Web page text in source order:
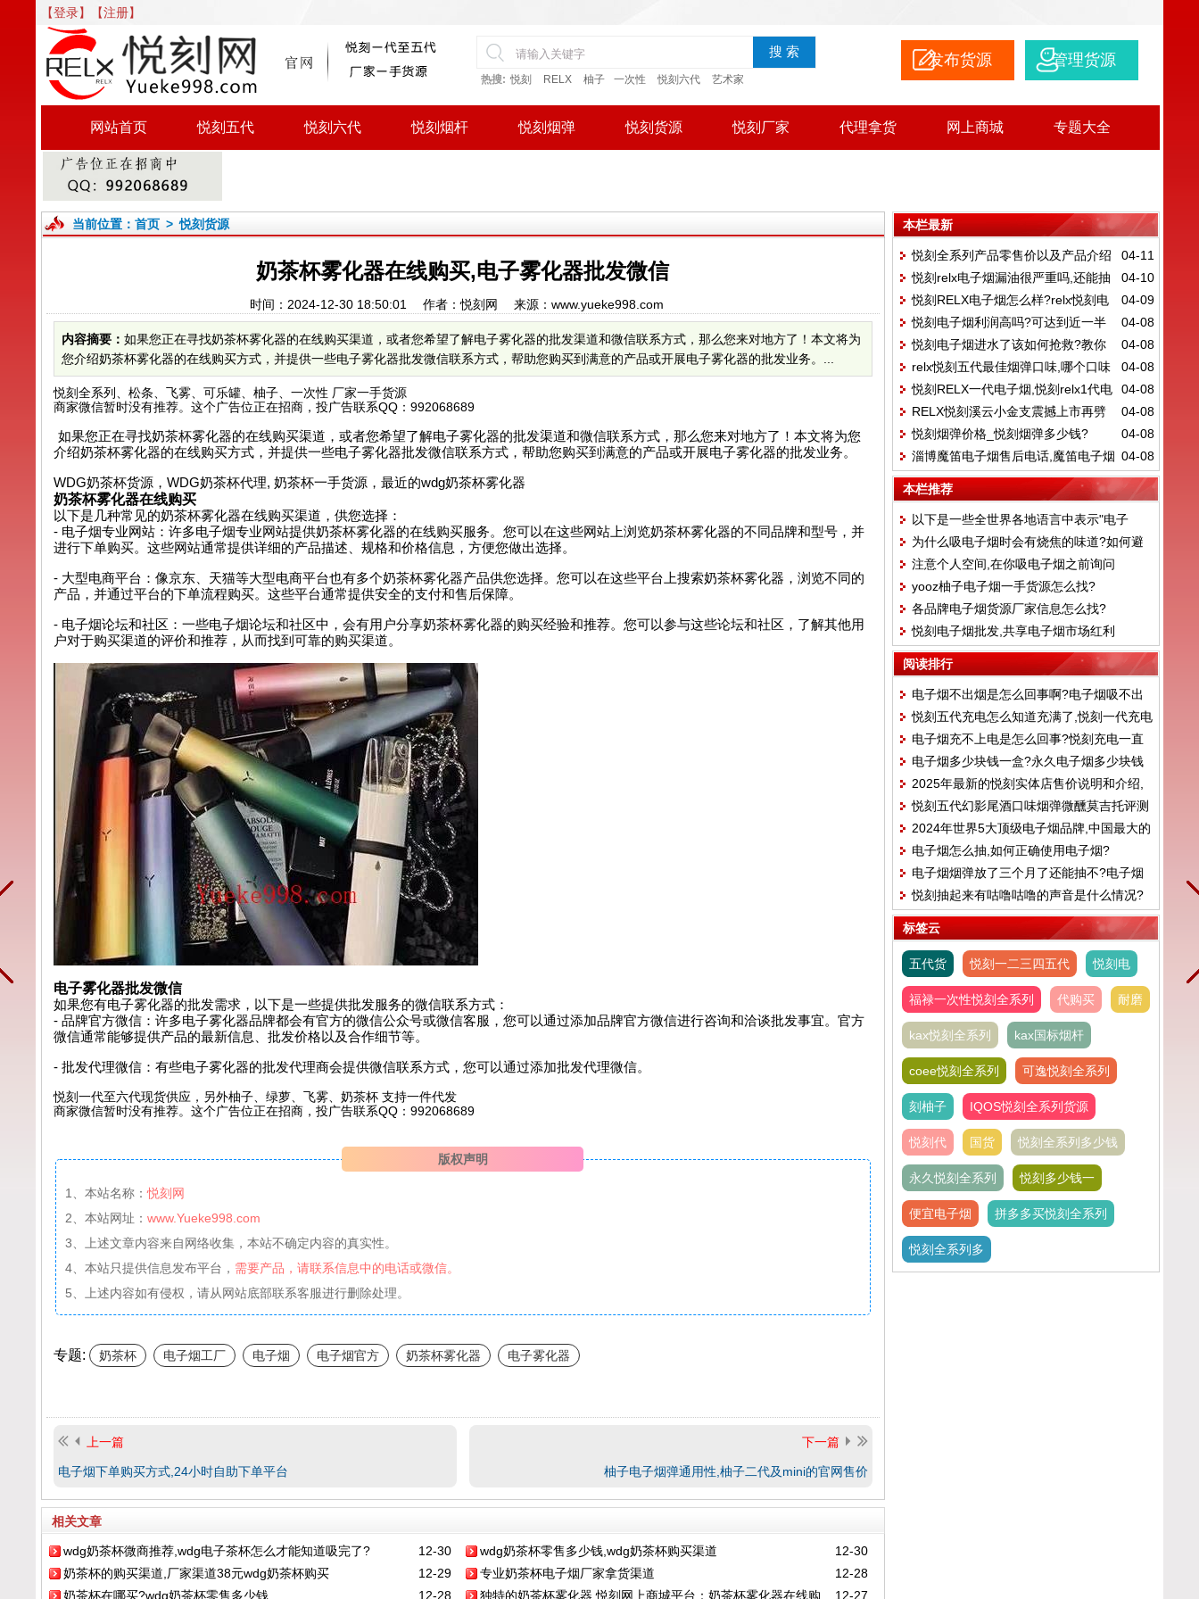
【登录】 【注册】
搜 索
热搜: 悦刻 RELX 柚子 一次性 悦刻六代 艺术家
发布货源 管理货源
网站首页 悦刻五代 悦刻六代 悦刻烟杆 悦刻烟弹 悦刻货源 悦刻厂家 代理拿货 网上商城 专题大全
当前位置： 首页>悦刻货源
奶茶杯雾化器在线购买,电子雾化器批发微信
时间：2024-12-30 18:50:01 作者：悦刻网 来源：www.yueke998.com
内容摘要： 如果您正在寻找奶茶杯雾化器的在线购买渠道，或者您希望了解电子雾化器的批发渠道和微信联系方式，那么您来对地方了！本文将为
您介绍奶茶杯雾化器的在线购买方式，并提供一些电子雾化器批发微信联系方式，帮助您购买到满意的产品或开展电子雾化器的批发业务。...
悦刻全系列、松条、飞雾、可乐罐、柚子、一次性 厂家一手货源
商家微信暂时没有推荐。这个广告位正在招商，投广告联系QQ：992068689
如果您正在寻找奶茶杯雾化器的在线购买渠道，或者您希望了解电子雾化器的批发渠道和微信联系方式，那么您来对地方了！本文将为您
介绍奶茶杯雾化器的在线购买方式，并提供一些电子雾化器批发微信联系方式，帮助您购买到满意的产品或开展电子雾化器的批发业务。
WDG奶茶杯货源，WDG奶茶杯代理, 奶茶杯一手货源，最近的wdg奶茶杯雾化器
奶茶杯雾化器在线购买
以下是几种常见的奶茶杯雾化器在线购买渠道，供您选择：
- 电子烟专业网站：许多电子烟专业网站提供奶茶杯雾化器的在线购买服务。您可以在这些网站上浏览奶茶杯雾化器的不同品牌和型号，并
进行下单购买。这些网站通常提供详细的产品描述、规格和价格信息，方便您做出选择。
- 大型电商平台：像京东、天猫等大型电商平台也有多个奶茶杯雾化器产品供您选择。您可以在这些平台上搜索奶茶杯雾化器，浏览不同的
产品，并通过平台的下单流程购买。这些平台通常提供安全的支付和售后保障。
- 电子烟论坛和社区：一些电子烟论坛和社区中，会有用户分享奶茶杯雾化器的购买经验和推荐。您可以参与这些论坛和社区，了解其他用
户对于购买渠道的评价和推荐，从而找到可靠的购买渠道。
电子雾化器批发微信
如果您有电子雾化器的批发需求，以下是一些提供批发服务的微信联系方式：
- 品牌官方微信：许多电子雾化器品牌都会有官方的微信公众号或微信客服，您可以通过添加品牌官方微信进行咨询和洽谈批发事宜。官方
微信通常能够提供产品的最新信息、批发价格以及合作细节等。
- 批发代理微信：有些电子雾化器的批发代理商会提供微信联系方式，您可以通过添加批发代理微信。
悦刻一代至六代现货供应，另外柚子、绿萝、飞雾、奶茶杯 支持一件代发
商家微信暂时没有推荐。这个广告位正在招商，投广告联系QQ：992068689
版权声明
1、本站名称：悦刻网
2、本站网址： www.Yueke998.com
3、上述文章内容来自网络收集，本站不确定内容的真实性。
4、本站只提供信息发布平台， 需要产品，请联系信息中的电话或微信。
5、上述内容如有侵权，请从网站底部联系客服进行删除处理。
专题: 奶茶杯 电子烟工厂 电子烟 电子烟官方 奶茶杯雾化器 电子雾化器
上一篇
电子烟下单购买方式,24小时自助下单平台
下一篇
柚子电子烟弹通用性,柚子二代及mini的官网售价
相关文章
12-30
wdg奶茶杯微商推荐,wdg电子茶杯怎么才能知道吸完了? 12-30
wdg奶茶杯零售多少钱,wdg奶茶杯购买渠道
12-29
奶茶杯的购买渠道,厂家渠道38元wdg奶茶杯购买 12-28
专业奶茶杯电子烟厂家拿货渠道
12-28
奶茶杯在哪买?wdg奶茶杯零售多少钱 12-27
独特的奶茶杯雾化器,悦刻网上商城平台：奶茶杯雾化器在线购
本栏最新
04-11
悦刻全系列产品零售价以及产品介绍
04-10
悦刻relx电子烟漏油很严重吗,还能抽
吗?
04-09
悦刻RELX电子烟怎么样?relx悦刻电
子烟国行售价是多少钱?
04-08
悦刻电子烟利润高吗?可达到近一半
的利润?
04-08
悦刻电子烟进水了该如何抢救?教你
如何抢救你的电子烟！
04-08
relx悦刻五代最佳烟弹口味,哪个口味
最好?
04-08
悦刻RELX一代电子烟,悦刻relx1代电
子烟烟弹口味
04-08
RELX悦刻溪云小金支震撼上市再劈
雾化新领域
04-08
悦刻烟弹价格_悦刻烟弹多少钱?
04-08
淄博魔笛电子烟售后电话,魔笛电子烟
客服电话
本栏推荐
以下是一些全世界各地语言中表示"电子
烟"的常用语：
为什么吸电子烟时会有烧焦的味道?如何避
免电子烟的灼伤
注意个人空间,在你吸电子烟之前询问
yooz柚子电子烟一手货源怎么找?
各品牌电子烟货源厂家信息怎么找?
悦刻电子烟批发,共享电子烟市场红利
阅读排行
电子烟不出烟是怎么回事啊?电子烟吸不出
来烟雾怎么办
悦刻五代充电怎么知道充满了,悦刻一代充电
怎么看满没满
电子烟充不上电是怎么回事?悦刻充电一直
亮白灯充不进电
电子烟多少块钱一盒?永久电子烟多少块钱
一支?
2025年最新的悦刻实体店售价说明和介绍,
悦刻RELX五代电子烟常见的功能和特点
悦刻五代幻影尾酒口味烟弹微醺莫吉托评测
2024年世界5大顶级电子烟品牌,中国最大的
电子烟公司
电子烟怎么抽,如何正确使用电子烟?
电子烟烟弹放了三个月了还能抽不?电子烟
过期了还能不能抽
悦刻抽起来有咕噜咕噜的声音是什么情况?
标签云
五代货 悦刻一二三四五代 悦刻电
福禄一次性悦刻全系列 代购买 耐磨
kax悦刻全系列 kax国标烟杆
coee悦刻全系列 可逸悦刻全系列
刻柚子 IQOS悦刻全系列货源
悦刻代 国货 悦刻全系列多少钱
永久悦刻全系列 悦刻多少钱一
便宜电子烟 拼多多买悦刻全系列
悦刻全系列多